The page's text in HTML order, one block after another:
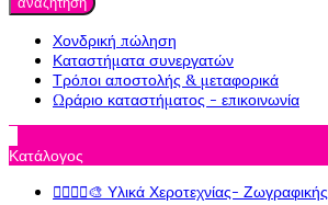
Χονδρική πώληση
Καταστήματα συνεργατών
Τρόποι αποστολής & μεταφορικά
Ωράριο καταστήματος - επικοινωνία
Κατάλογος
🎨 Υλικά Χεροτεχνίας- Ζωγραφικής